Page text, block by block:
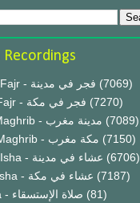
Recordings
1) Madinah Fajr - فجر في مدينة (7069)
1) Makkah Fajr - فجر في مكة (7270)
2) Madina Maghrib - مدينة مغرب (7089)
2) Makkah Maghrib - مكة مغرب (7150)
3) Madinah Isha - عشاء في مدينة (6706)
3) Makkah Isha - عشاء في مكة (7187)
4) Al Istasqa - صلاة الإستسقاء (81)